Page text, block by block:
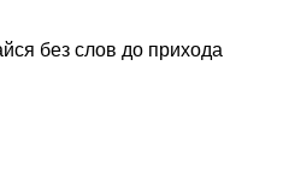
без слов до прихода